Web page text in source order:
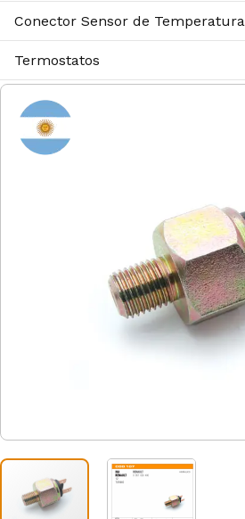
Conector Sensor de Temperatura
Termostatos